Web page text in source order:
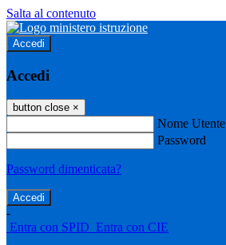
Salta al contenuto
Accedi
Accedi
button close ×
Nome Utente
Password
Password dimenticata?
-
Entra con SPID Entra con CIE